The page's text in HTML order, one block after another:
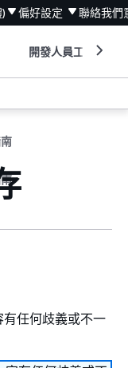
偏好設定 聯絡我們
開發人員工具
任何歧義或不一